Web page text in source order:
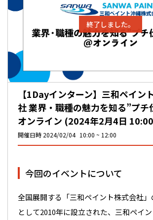
終了しました。
【1Dayインターン】三和ペイン
社 業界・職種の魅力を知る”プチ
オンライン (2024年2月4日
開催日時 2024/02/04 10:00 12:00
今回のイベントについて
全国展開する「三和ペイント株式会社
として2010年に設立された、三和ペイ